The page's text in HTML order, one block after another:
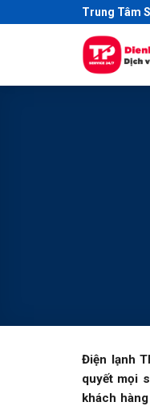
k
t
Trung Tâm
Điện lạnh
quyết mọi
khách